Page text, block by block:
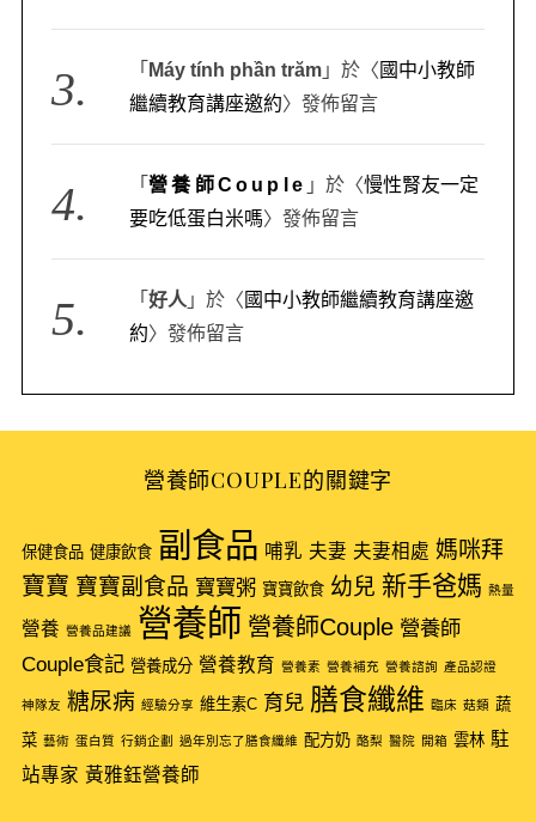
「 Máy tính phần trăm 」於〈 國中小教師
繼續教育講座邀約〉發佈留言
「營養師Couple 」於〈慢性腎友一定
要吃低蛋白米嗎〉發佈留言
「好人 」於〈 國中小教師繼續教育講座邀
約〉發佈留言
營養師COUPLE的關鍵字
保健食品 健康飲食 副食品 哺乳 夫妻 夫妻相處 媽咪拜
寶寶 寶寶副食品 寶寶粥 寶寶飲食 幼兒 新手爸媽 熱量
營養 營養品建議 營養師 營養師Couple 營養師
Couple食記 營養成分 營養教育 營養素 營養補充 營養諮詢 產品認證
神隊友 糖尿病 經驗分享 維生素C 育兒 膳食纖維 臨床 菇類 蔬
菜 藝術 蛋白質 行銷企劃 過年別忘了膳食纖維 配方奶 酪梨 醫院 開箱 雲林 駐
站專家 黃雅鈺營養師